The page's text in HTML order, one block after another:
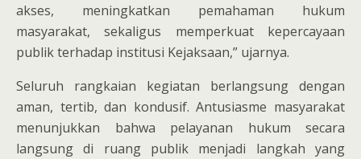
akses, meningkatkan pemahaman hukum
masyarakat, sekaligus memperkuat kepercayaan
publik terhadap institusi Kejaksaan,” ujarnya.
Seluruh rangkaian kegiatan berlangsung dengan
aman, tertib, dan kondusif. Antusiasme masyarakat
menunjukkan bahwa pelayanan hukum secara
langsung di ruang publik menjadi langkah yang